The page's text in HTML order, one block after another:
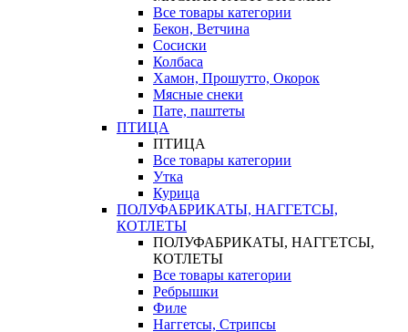
Все товары категории
Бекон, Ветчина
Сосиски
Колбаса
Хамон, Прошутто, Окорок
Мясные снеки
Пате, паштеты
ПТИЦА
ПТИЦА
Все товары категории
Утка
Курица
ПОЛУФАБРИКАТЫ, НАГГЕТСЫ,
КОТЛЕТЫ
ПОЛУФАБРИКАТЫ, НАГГЕТСЫ,
КОТЛЕТЫ
Все товары категории
Ребрышки
Филе
Наггетсы, Стрипсы